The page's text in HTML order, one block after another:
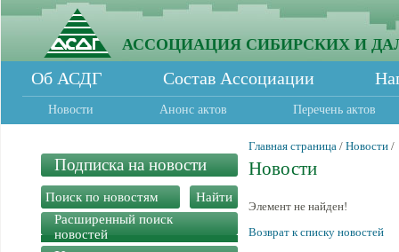
АССОЦИАЦИЯ СИБИРСКИХ И
Об АСДГ Состав Ассоциации
Новости Анонс актов Перечень актов
Подписка на новости
Расширенный поиск
новостей
Главная страница / Новости /
Новости
Элемент не найден!
Возврат к списку новостей